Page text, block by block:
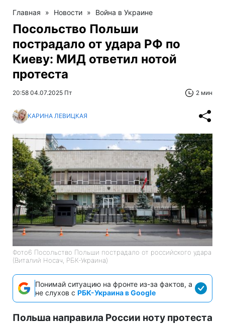
Главная » Новости » Война в Украине
Посольство Польши
пострадало от удара РФ по
Киеву: МИД ответил нотой
протеста
20:58 04.07.2025 Пт 2 мин
КАРИНА ЛЕВИЦКАЯ
Фото6 Посольство Польши пострадало от российского удара
(Виталий Носач, РБК-Украина)
Понимай ситуацию на фронте из-за фактов, а
не слухов с РБК-Украина в Google
Польша направила России ноту протеста